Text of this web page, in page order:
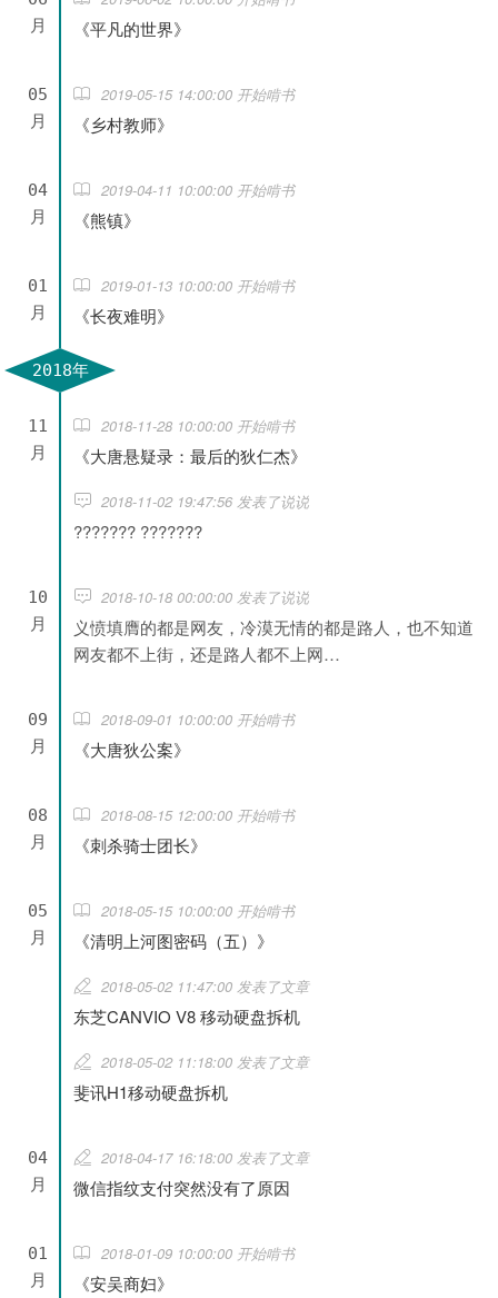
月
《平凡的世界》
05
月
2019-05-15 14:00:00 开始啃书
《乡村教师》
04
月
2019-04-11 10:00:00 开始啃书
《熊镇》
01
月
2019-01-13 10:00:00 开始啃书
《长夜难明》
2018年
11
月
2018-11-28 10:00:00 开始啃书
《大唐悬疑录：最后的狄仁杰》
2018-11-02 19:47:56 发表了说说
??????? ???????
10
月
2018-10-18 00:00:00 发表了说说
义愤填膺的都是网友，冷漠无情的都是路人，也不知道
网友都不上街，还是路人都不上网…
09
月
2018-09-01 10:00:00 开始啃书
《大唐狄公案》
08
月
2018-08-15 12:00:00 开始啃书
《刺杀骑士团长》
05
月
2018-05-15 10:00:00 开始啃书
《清明上河图密码（五）》
2018-05-02 11:47:00 发表了文章
东芝CANVIO V8 移动硬盘拆机
2018-05-02 11:18:00 发表了文章
斐讯H1移动硬盘拆机
04
月
2018-04-17 16:18:00 发表了文章
微信指纹支付突然没有了原因
01
月
2018-01-09 10:00:00 开始啃书
《安吴商妇》